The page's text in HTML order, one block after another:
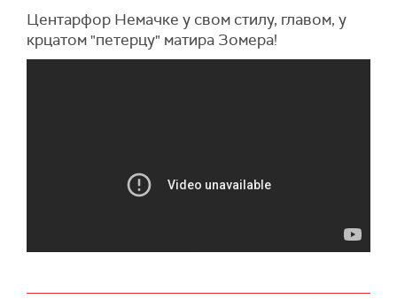
Центарфор Немачке у свом стилу, главом, у
крцатом "петерцу" матира Зомера!